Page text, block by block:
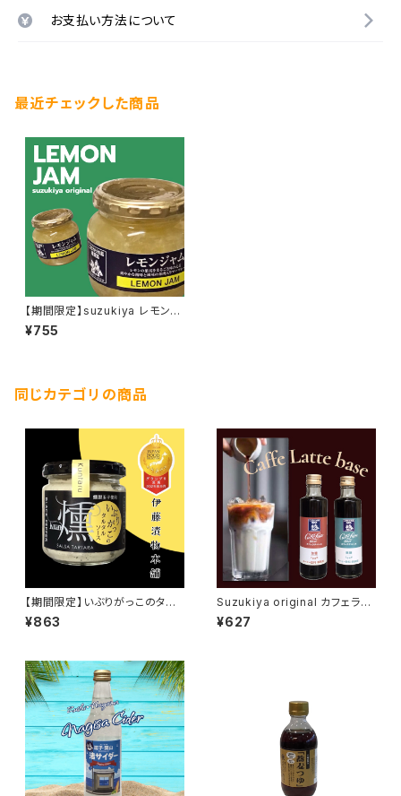
お支払い方法について
最近チェックした商品
【期間限定】suzukiya レモンジ
ャム
¥755
同じカテゴリの商品
【期間限定】いぶりがっこのタル
タルソース
¥863
Suzukiya original カフェラテ
ベース
¥627